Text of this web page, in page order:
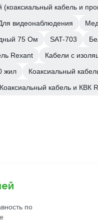
(коаксиальный кабель и
видеонаблюдения
75 Ом SAT-703
Rexant Кабели с
жил Коаксиальный
Коаксиальный кабель и КВК
по